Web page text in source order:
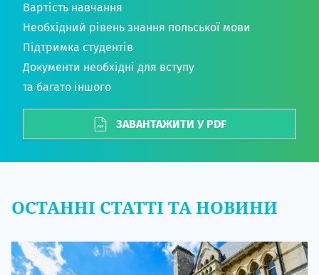
Вартість навчання
Необхідний рівень знання польської мови
Підтримка студентів
Документи необхідні для вступу
та багато іншого
ЗАВАНТАЖИТИ У PDF
ОСТАННІ СТАТТІ ТА НОВИНИ